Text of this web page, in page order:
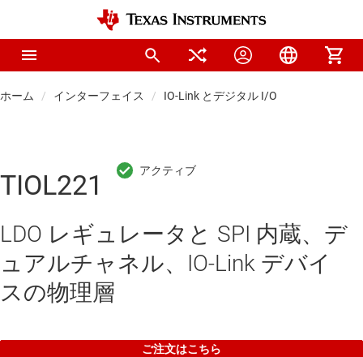
ホーム インターフェイス IO-Link とデジタル I/O
TIOL221
LDO レギュレータと SPI 内蔵、デ
ュアルチャネル、IO-Link デバイ
スの物理層
ご注文はこちら